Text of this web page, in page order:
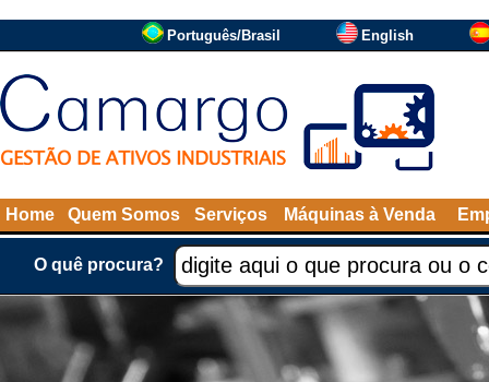
Português/Brasil English
Home Quem Somos Serviços Máquinas à Venda
O quê procura?